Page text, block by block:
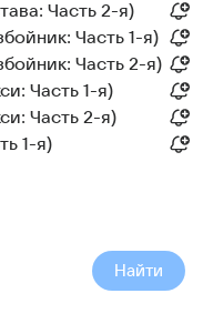
Часть 2-я)
Часть 1-я)
Часть 2-я)
Часть 1-я)
Часть 2-я)
1-я)
Найти